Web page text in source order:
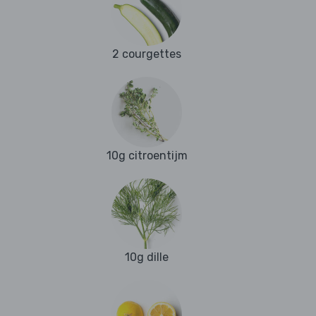
2 courgettes
10g citroentijm
10g dille